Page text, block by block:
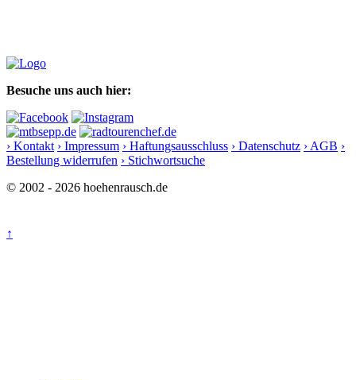
Besuche uns auch hier:
› Kontakt › Impressum › Haftungsausschluss › Datenschutz › AGB ›
Bestellung widerrufen › Stichwortsuche
© 2002 - 2026 hoehenrausch.de
↑